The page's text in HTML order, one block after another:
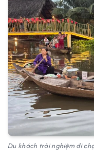
Du khách trải nghiệm đi